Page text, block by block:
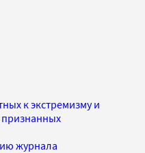
к экстремизму и
признанных
журнала